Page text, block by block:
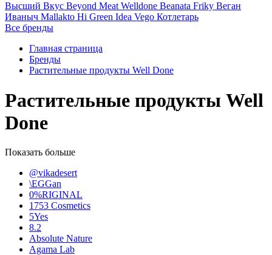
Высший Вкус Beyond MeatWelldone Beanata Friky Веган
Иваныч Mallakto Hi Green Idea Vego Котлетарь
Все бренды
Главная страница
Бренды
Растительные продукты Well Done
Растительные продукты Well
Done
Показать больше
@vikadesert
\EGGan
0%RIGINAL
1753 Cosmetics
5Yes
8.2
Absolute Nature
Agama Lab